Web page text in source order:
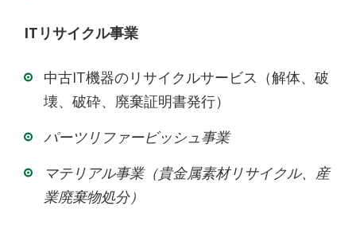
ITリサイクル事業
中古IT機器のリサイクルサービス（解体、破
壊、破砕、廃棄証明書発行）
パーツリファービッシュ事業
マテリアル事業（貴金属素材リサイクル、産
業廃棄物処分）